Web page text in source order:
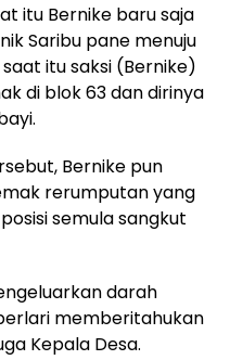
itu Bernike baru saja
Saribu pane menuju
itu saksi (Bernike)
di blok 63 dan dirinya
Bernike pun
rerumputan yang
semula sangkut
darah
memberitahukan
Kepala Desa.